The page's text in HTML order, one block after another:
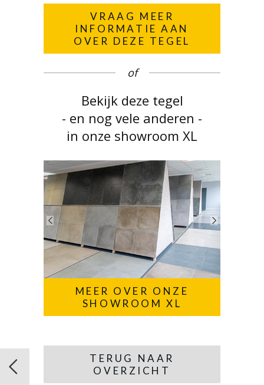
VRAAG MEER
INFORMATIE AAN
OVER DEZE TEGEL
of
Bekijk deze tegel
- en nog vele anderen -
in onze showroom XL
MEER OVER ONZE
SHOWROOM XL
TERUG NAAR
OVERZICHT